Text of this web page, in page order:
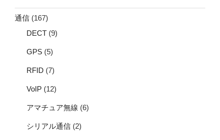
通信 (167)
DECT (9)
GPS (5)
RFID (7)
VoIP (12)
アマチュア無線 (6)
シリアル通信 (2)